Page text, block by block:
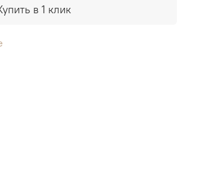
в 1 клик